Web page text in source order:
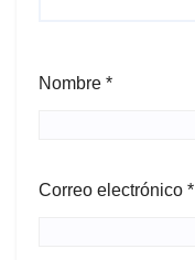
Nombre *
Correo electrónico *